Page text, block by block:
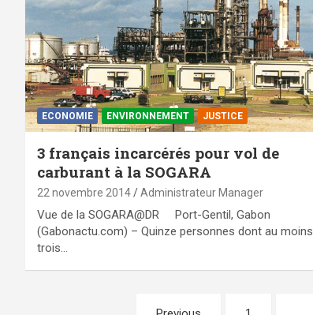
ECONOMIE ENVIRONNEMENT JUSTICE
3 français incarcérés pour vol de
carburant à la SOGARA
22 novembre 2014 Administrateur Manager
Vue de la SOGARA@DR Port-Gentil, Gabon
(Gabonactu.com) – Quinze personnes dont au moins
trois…